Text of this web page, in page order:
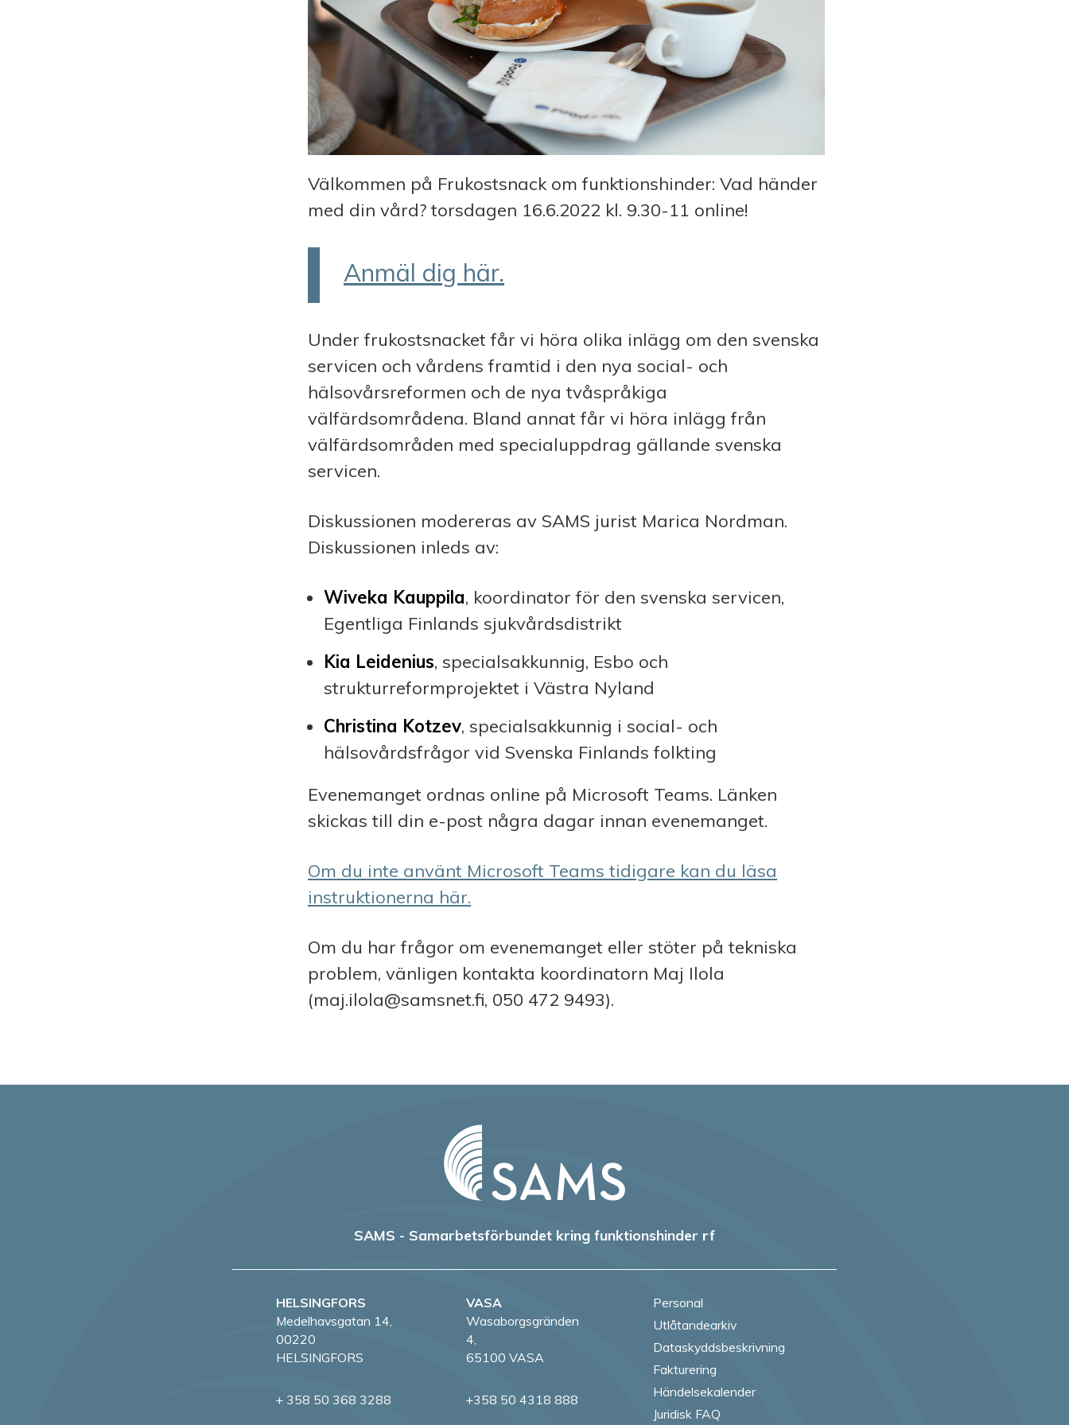
Välkommen på Frukostsnack om funktionshinder: Vad händer
med din vård? torsdagen 16.6.2022 kl. 9.30-11 online!
Anmäl dig här.
Under frukostsnacket får vi höra olika inlägg om den svenska
servicen och vårdens framtid i den nya social- och
hälsovårsreformen och de nya tvåspråkiga
välfärdsområdena. Bland annat får vi höra inlägg från
välfärdsområden med specialuppdrag gällande svenska
servicen.
Diskussionen modereras av SAMS jurist Marica Nordman.
Diskussionen inleds av:
Wiveka Kauppila, koordinator för den svenska servicen,
Egentliga Finlands sjukvårdsdistrikt
Kia Leidenius, specialsakkunnig, Esbo och
strukturreformprojektet i Västra Nyland
Christina Kotzev, specialsakkunnig i social- och
hälsovårdsfrågor vid Svenska Finlands folkting
Evenemanget ordnas online på Microsoft Teams. Länken
skickas till din e-post några dagar innan evenemanget.
Om du inte använt Microsoft Teams tidigare kan du läsa
instruktionerna här.
Om du har frågor om evenemanget eller stöter på tekniska
problem, vänligen kontakta koordinatorn Maj Ilola
(maj.ilola@samsnet.fi, 050 472 9493).
SAMS - Samarbetsförbundet kring funktionshinder rf
HELSINGFORS
Medelhavsgatan 14,
00220
HELSINGFORS
+ 358 50 368 3288
VASA
Wasaborgsgränden
4,
65100 VASA
+358 50 4318 888
Personal
Utlåtandearkiv
Dataskyddsbeskrivning
Fakturering
Händelsekalender
Juridisk FAQ